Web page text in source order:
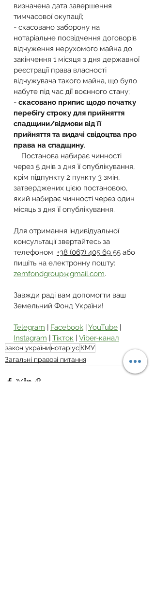
визначена дата завершення
тимчасової окупації;
- скасовано заборону на
нотаріальне посвідчення договорів
відчуження нерухомого майна до
закінчення 1 місяця з дня державної
реєстрації права власності
відчужувача такого майна, що було
набуте під час дії воєнного стану;
- скасовано припис щодо початку
перебігу строку для прийняття
спадщини/відмови від її
прийняття та видачі свідоцтва про
права на спадщину.
Постанова набирає чинності
через 5 днів з дня її опублікування,
крім підпункту 2 пункту 3 змін,
затверджених цією постановою,
який набирає чинності через один
місяць з дня її опублікування.
Для отримання індивідуальної
консультації звертайтесь за
телефоном: +38 (067) 405 69 55 або
пишіть на електронну пошту:
zemfondgroup@gmail.com.
Завжди раді вам допомогти ваш
Земельний Фонд України!
Telegram | Facebook | YouTube |
Instagram | Тікток | Viber-канал
закон українинотаріус КМУ
Загальні правові питання